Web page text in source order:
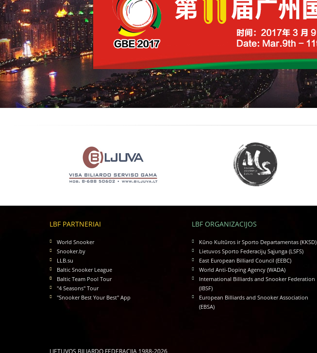
LBF PARTNERIAI
World Snooker
Snooker.by
LLB.su
Baltic Snooker League
Baltic Team Pool Tour
"4 Seasons" Tour
"Snooker Best Your Best" App
LBF ORGANIZACIJOS
Kūno Kultūros ir Sporto Departamentas (KKSD)
Lietuvos Sporto Federacijų Sąjunga (LSFS)
East European Billiard Council (EEBC)
World Anti-Doping Agency (WADA)
International Billiards and Snooker Federation
(IBSF)
European Billiards and Snooker Association
(EBSA)
LIETUVOS BILIARDO FEDERACIJA 1988-2026